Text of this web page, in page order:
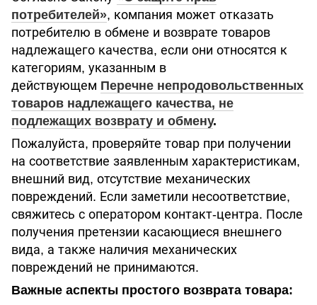
потребителей», компания может отказать
потребителю в обмене и возврате товаров
надлежащего качества, если они относятся к
категориям, указанным в
действующем Перечне непродовольственных
товаров надлежащего качества, не
подлежащих возврату и обмену.
Пожалуйста, проверяйте товар при получении
на соответствие заявленным характеристикам,
внешний вид, отсутствие механических
повреждений. Если заметили несоответствие,
свяжитесь с оператором контакт-центра. После
получения претензии касающиеся внешнего
вида, а также наличия механических
повреждений не принимаются.
Важные аспекты простого возврата товара: